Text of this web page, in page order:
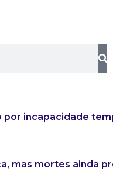
por incapacidade
mas mortes ainda